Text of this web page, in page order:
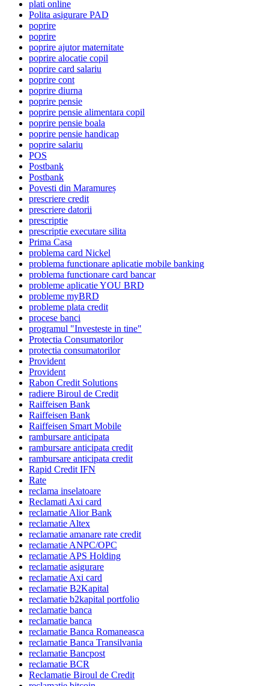
plati online
Polita asigurare PAD
poprire
poprire
poprire ajutor maternitate
poprire alocatie copil
poprire card salariu
poprire cont
poprire diurna
poprire pensie
poprire pensie alimentara copil
poprire pensie boala
poprire pensie handicap
poprire salariu
POS
Postbank
Postbank
Povesti din Maramureș
prescriere credit
prescriere datorii
prescriptie
prescriptie executare silita
Prima Casa
problema card Nickel
problema functionare aplicatie mobile banking
problema functionare card bancar
probleme aplicatie YOU BRD
probleme myBRD
probleme plata credit
procese banci
programul "Investeste in tine"
Protectia Consumatorilor
protectia consumatorilor
Provident
Provident
Rabon Credit Solutions
radiere Biroul de Credit
Raiffeisen Bank
Raiffeisen Bank
Raiffeisen Smart Mobile
rambursare anticipata
rambursare anticipata credit
rambursare anticipata credit
Rapid Credit IFN
Rate
reclama inselatoare
Reclamati Axi card
reclamatie Alior Bank
reclamatie Altex
reclamatie amanare rate credit
reclamatie ANPC/OPC
reclamatie APS Holding
reclamatie asigurare
reclamatie Axi card
reclamatie B2Kapital
reclamatie b2kapital portfolio
reclamatie banca
reclamatie banca
reclamatie Banca Romaneasca
reclamatie Banca Transilvania
reclamatie Bancpost
reclamatie BCR
Reclamatie Biroul de Credit